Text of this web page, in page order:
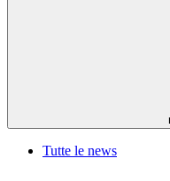
Tutte le news